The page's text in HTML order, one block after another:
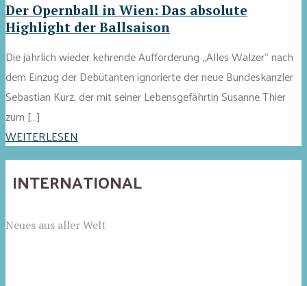
Der Opernball in Wien: Das absolute
Highlight der Ballsaison
Die jährlich wieder kehrende Aufforderung „Alles Walzer“ nach
dem Einzug der Debütanten ignorierte der neue Bundeskanzler
Sebastian Kurz, der mit seiner Lebensgefährtin Susanne Thier
zum […]
WEITERLESEN
INTERNATIONAL
Neues aus aller Welt